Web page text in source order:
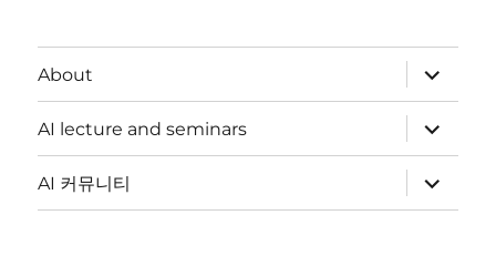
About
하
위
메
뉴
확
장
AI lecture and seminars
하
위
메
뉴
확
장
AI 커뮤니티
하
위
메